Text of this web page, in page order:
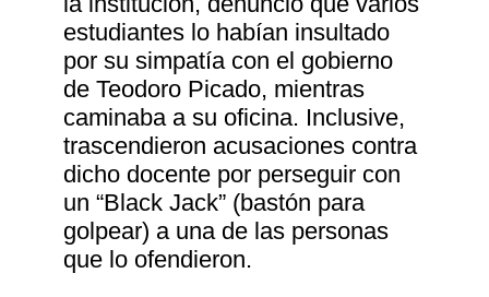
estudiantes lo habían insultado
por su simpatía con el gobierno
de Teodoro Picado, mientras
caminaba a su oficina. Inclusive,
trascendieron acusaciones contra
dicho docente por perseguir con
un “Black Jack” (bastón para
golpear) a una de las personas
que lo ofendieron.